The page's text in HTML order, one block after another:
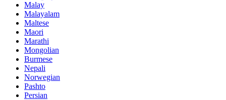
Malay
Malayalam
Maltese
Maori
Marathi
Mongolian
Burmese
Nepali
Norwegian
Pashto
Persian